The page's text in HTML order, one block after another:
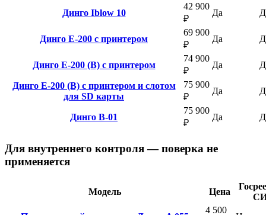
Динго Iblow 10
42 900
₽
Да
Динго E-200 с принтером
69 900
₽
Да
Динго E-200 (В) с принтером
74 900
₽
Да
Динго E-200 (В) с принтером и слотом
для SD карты
75 900
₽
Да
Динго В-01
75 900
₽
Да
Для внутреннего контроля — поверка не
применяется
Модель Цена
4 500